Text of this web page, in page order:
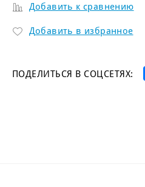
Добавить к сравнению
Добавить в избранное
ПОДЕЛИТЬСЯ В СОЦСЕТЯХ: